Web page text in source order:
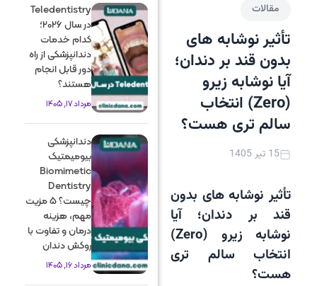
مقالات
تأثیر نوشابه های
بدون قند بر دندان؛
آیا نوشابه زیرو
(Zero) انتخاب
سالم تری هست؟
15 تیر 1405
تأثیر نوشابه های بدون
قند بر دندان؛ آیا
نوشابه زیرو (Zero)
انتخاب سالم تری
هست؟
Teledentistry
در سال 2026؛
کدام خدمات
دندانپزشکی از راه
دور قابل انجام
هستند؟
مرداد 17, 1405
دندانپزشکی
بیومیمتیک
Biomimetic
Dentistry
چیست؟ 5 مزیت
مهم، هزینه
درمان و تفاوت با
روکش دندان
مرداد 16, 1405